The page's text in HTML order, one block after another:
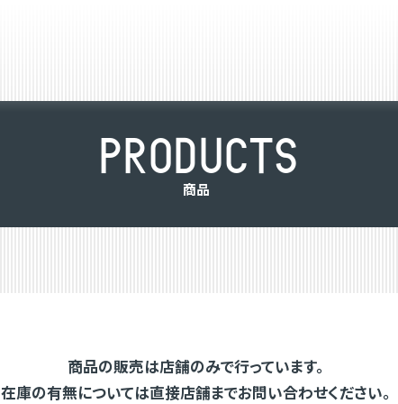
PRODUCTS
商品
商品の販売は店舗のみで行っています。
在庫の有無については直接店舗までお問い合わせください。